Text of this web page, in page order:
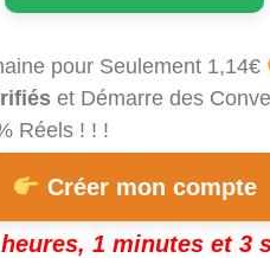
pour Seulement 1,14€
et Démarre des
Réels ! ! !
Créer mon compte
1 minutes et 3